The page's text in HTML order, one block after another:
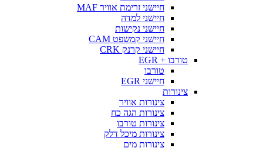
חיישני זרימת אוויר MAF
חיישני למדה
חיישני נקישות
חיישני קמשפט CAM
חיישני קרנק CRK
טורבו + EGR
טורבו
חיישני EGR
צינורות
צינורות אוויר
צינורות הגה כח
צינורות טורבו
צינורות מיכל דלק
צינורות מים